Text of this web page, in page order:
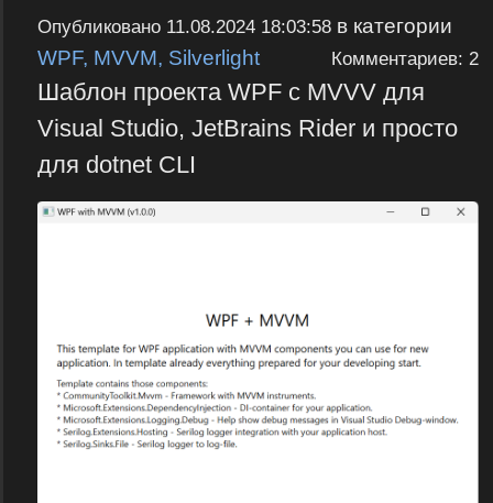
Опубликовано 11.08.2024 18:03:58в категории
WPF, MVVM, Silverlight
Комментариев: 2
Шаблон проекта WPF с MVVV для
Visual Studio, JetBrains Rider и просто
для dotnet CLI